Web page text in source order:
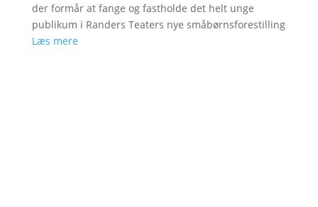
der formår at fange og fastholde det helt unge
publikum i Randers Teaters nye småbørnsforestilling
Læs mere